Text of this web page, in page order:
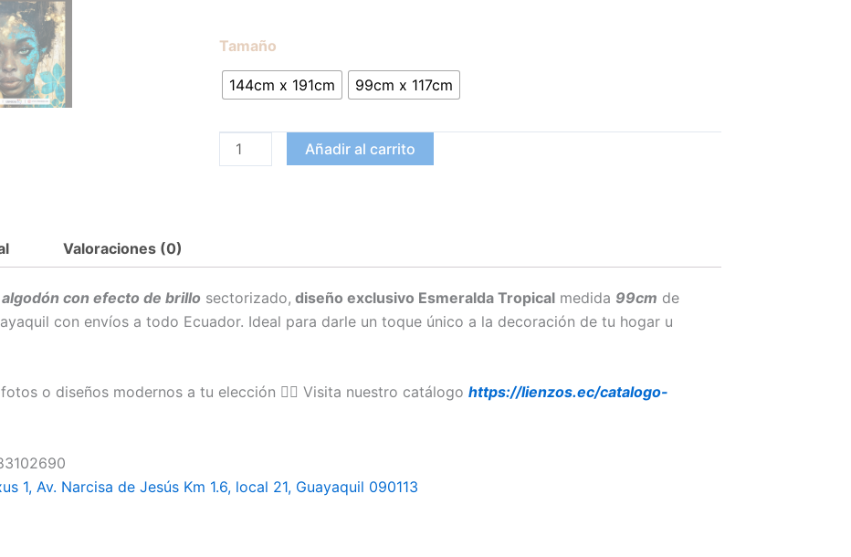
Tamaño
144cm x 191cm 99cm x 117cm
Cuadro
Impreso
Esmeralda
Tropical
Añadir al carrito
Valoraciones (0)
con efecto de brillo sectorizado, diseño exclusivo Esmeralda Tropical medida 99cm de
con envíos a todo Ecuador. Ideal para darle un toque único a la decoración de tu hogar u
o diseños modernos a tu elección 👉🏻 Visita nuestro catálogo https://lienzos.ec/catalogo-
1, Av. Narcisa de Jesús Km 1.6, local 21, Guayaquil 090113